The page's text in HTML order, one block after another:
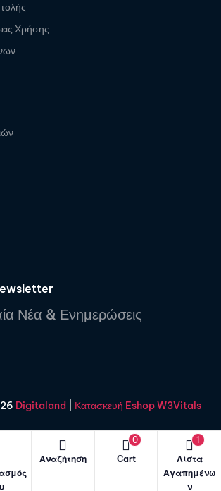
Αναζήτηση Cart
0
Λίστα
Αγαπημένω
ν
1
Χρήσης
Νέα & Ενημερώσεις
Digitaland Κατασκευή Eshop W3Vitals